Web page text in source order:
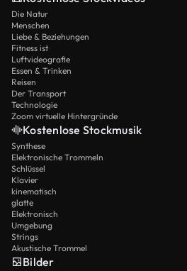
Die Natur
Menschen
Liebe & Beziehungen
Fitness ist
Luftvideografie
Essen & Trinken
Reisen
Der Transport
Technologie
Zoom virtuelle Hintergründe
Kostenlose Stockmusik
Synthese
Elektronische Trommeln
Schlüssel
Klavier
kinematisch
glatte
Elektronisch
Umgebung
Strings
Akustische Trommel
Bilder